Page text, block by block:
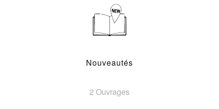
Nouveautés
2 Ouvrages